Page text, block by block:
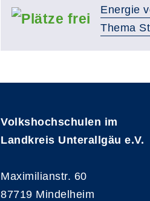
Energie
Thema
Volkshochschulen im
Landkreis Unterallgäu e.V.
Maximilianstr. 60
87719 Mindelheim